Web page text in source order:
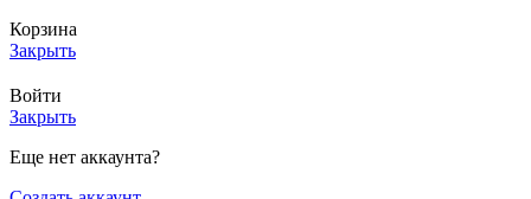
Корзина
Закрыть
Войти
Закрыть
Еще нет аккаунта?